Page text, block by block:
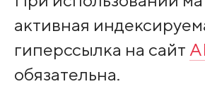
активная
гиперссылка на сайт
обязательна.